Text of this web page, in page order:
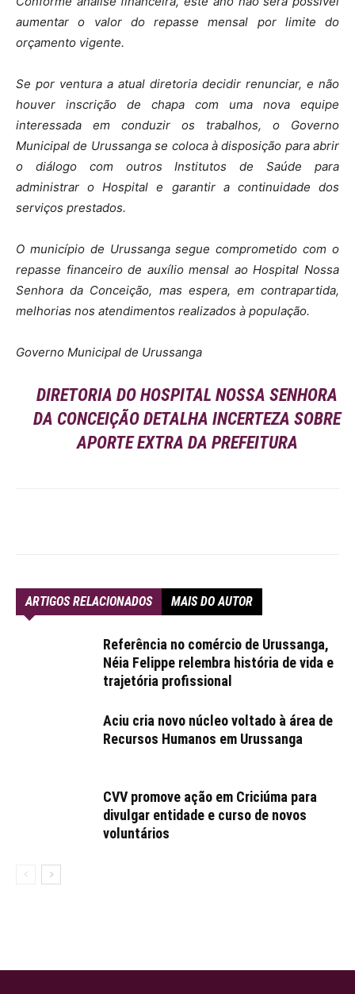
aumentar o valor do repasse mensal por limite do
orçamento vigente.
Se por ventura a atual diretoria decidir renunciar, e não
houver inscrição de chapa com uma nova equipe
interessada em conduzir os trabalhos, o Governo
Municipal de Urussanga se coloca à disposição para abrir
o diálogo com outros Institutos de Saúde para
administrar o Hospital e garantir a continuidade dos
serviços prestados.
O município de Urussanga segue comprometido com o
repasse financeiro de auxílio mensal ao Hospital Nossa
Senhora da Conceição, mas espera, em contrapartida,
melhorias nos atendimentos realizados à população.
Governo Municipal de Urussanga
DIRETORIA DO HOSPITAL NOSSA SENHORA
DA CONCEIÇÃO DETALHA INCERTEZA SOBRE
APORTE EXTRA DA PREFEITURA
ARTIGOS RELACIONADOS MAIS DO AUTOR
Referência no comércio de Urussanga,
Néia Felippe relembra história de vida e
trajetória profissional
Aciu cria novo núcleo voltado à área de
Recursos Humanos em Urussanga
CVV promove ação em Criciúma para
divulgar entidade e curso de novos
voluntários